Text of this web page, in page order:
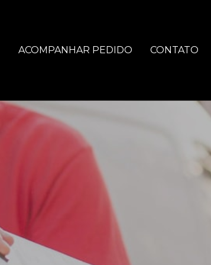
ACOMPANHAR PEDIDO CONTATO